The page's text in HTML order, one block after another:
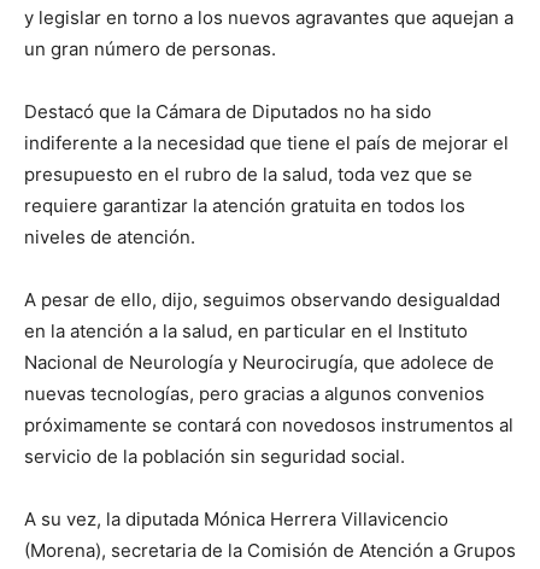
y legislar en torno a los nuevos agravantes que aquejan a
un gran número de personas.
Destacó que la Cámara de Diputados no ha sido
indiferente a la necesidad que tiene el país de mejorar el
presupuesto en el rubro de la salud, toda vez que se
requiere garantizar la atención gratuita en todos los
niveles de atención.
A pesar de ello, dijo, seguimos observando desigualdad
en la atención a la salud, en particular en el Instituto
Nacional de Neurología y Neurocirugía, que adolece de
nuevas tecnologías, pero gracias a algunos convenios
próximamente se contará con novedosos instrumentos al
servicio de la población sin seguridad social.
A su vez, la diputada Mónica Herrera Villavicencio
(Morena), secretaria de la Comisión de Atención a Grupos